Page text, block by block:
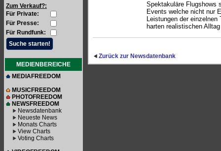
Zum Verkauf?:
Für Private:
Für Presse:
Für Rundfunk:
MEDIENBEREICHE
MEDIAFREEDOM
MUSICFREEDOM
PHOTOFREEDOM
NEWSFREEDOM
Newsdatenbank
Neueste News
Monats Charts
View Charts
Voting Charts
Spektakuläre Flugshows
Events welche nicht nur
Leistungen der einzelnen
harten realistischen
Zurück zur Newsdatenbank